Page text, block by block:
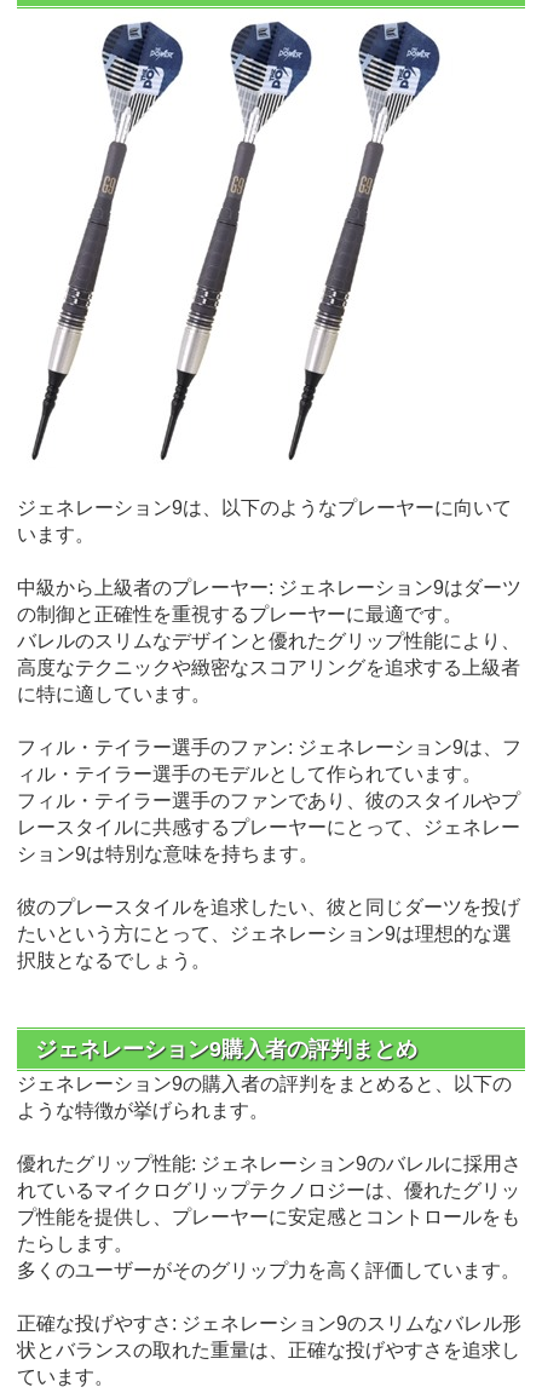
ジェネレーション9は、以下のようなプレーヤーに向いて
います。
中級から上級者のプレーヤー: ジェネレーション9はダーツ
の制御と正確性を重視するプレーヤーに最適です。
バレルのスリムなデザインと優れたグリップ性能により、
高度なテクニックや緻密なスコアリングを追求する上級者
に特に適しています。
フィル・テイラー選手のファン: ジェネレーション9は、フ
ィル・テイラー選手のモデルとして作られています。
フィル・テイラー選手のファンであり、彼のスタイルやプ
レースタイルに共感するプレーヤーにとって、ジェネレー
ション9は特別な意味を持ちます。
彼のプレースタイルを追求したい、彼と同じダーツを投げ
たいという方にとって、ジェネレーション9は理想的な選
択肢となるでしょう。
ジェネレーション9購入者の評判まとめ
ジェネレーション9の購入者の評判をまとめると、以下の
ような特徴が挙げられます。
優れたグリップ性能: ジェネレーション9のバレルに採用さ
れているマイクログリップテクノロジーは、優れたグリッ
プ性能を提供し、プレーヤーに安定感とコントロールをも
たらします。
多くのユーザーがそのグリップ力を高く評価しています。
正確な投げやすさ: ジェネレーション9のスリムなバレル形
状とバランスの取れた重量は、正確な投げやすさを追求し
ています。